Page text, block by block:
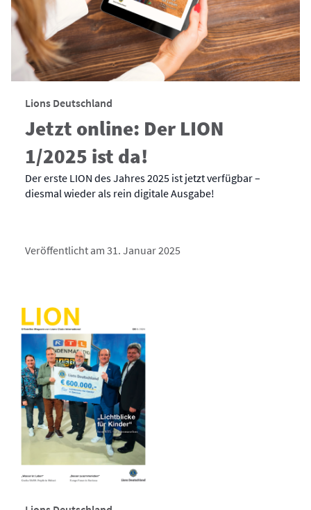
Lions Deutschland
Jetzt online: Der LION
1/2025 ist da!
Der erste LION des Jahres 2025 ist jetzt verfügbar –
diesmal wieder als rein digitale Ausgabe!
Veröffentlicht am 31. Januar 2025